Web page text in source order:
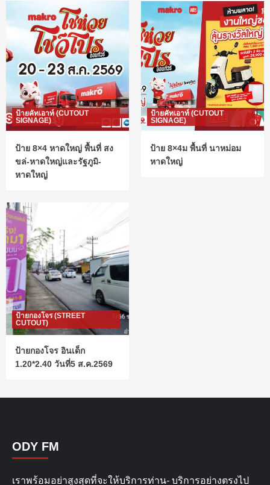
ป้ายคัทเอาท์ (CUTOUT
SIGNAGE)
ป้าย 8×4 หาดใหญ่ พื้นที่ สง
ขล่-หาดใหญ่และรัฐภูมิ-
หาดใหญ่
ป้ายคัทเอาท์ (CUTOUT
SIGNAGE)
ป้าย 8×4ม พื้นที่ นาหม่อม
หาดใหญ่
ป้ายกองโจร (STREET
CUTOUT)
ป้ายกองโจร อินเด็ก
1.20*2.40 วันที่5 ส.ค.2569
ODY FM
เราพร้อมอย่าสูงสุดที่จะให้บริการท่าน- บริการอย่างตรงไป